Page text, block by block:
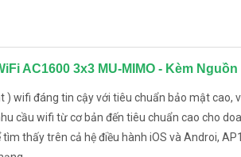
AC1600 3x3 MU-MIMO - Kèm Nguồn
wifi đáng tin cậy với tiêu chuẩn bảo mật cao,
cầu wifi từ cơ bản đến tiêu chuẩn cao cho
thấy trên cả hệ điều hành iOS và Androi,